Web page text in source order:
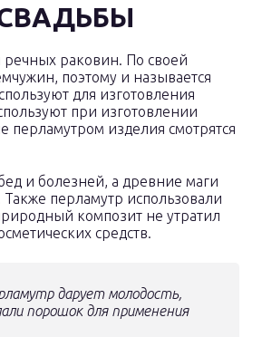
речных раковин. По своей
поэтому и называется
для изготовления
при изготовлении
изделия смотрятся
и болезней, а древние маги
перламутр использовали
композит не утратил
средств.
дарует молодость,
порошок для применения